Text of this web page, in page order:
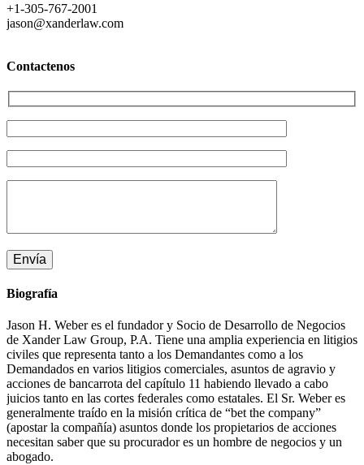
+1-305-767-2001
jason@xanderlaw.com
Contactenos
Biografía
Jason H. Weber es el fundador y Socio de Desarrollo de Negocios
de Xander Law Group, P.A. Tiene una amplia experiencia en litigios
civiles que representa tanto a los Demandantes como a los
Demandados en varios litigios comerciales, asuntos de agravio y
acciones de bancarrota del capítulo 11 habiendo llevado a cabo
juicios tanto en las cortes federales como estatales. El Sr. Weber es
generalmente traído en la misión crítica de “bet the company”
(apostar la compañía) asuntos donde los propietarios de acciones
necesitan saber que su procurador es un hombre de negocios y un
abogado.